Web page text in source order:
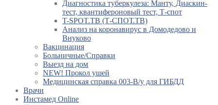
Диагностика туберкулеза: Манту, Диаскин-
тест, квантифероновый тест, Т-спот
T-SPOT.TB (Т-СПОТ.ТВ)
Анализ на коронавирус в Домодедово и
Внуково
Вакцинация
Больничные/Справки
Выезд на дом
NEW! Прокол ушей
Медицинская справка 003-В/у для ГИБДД
Врачи
Инстамед Online